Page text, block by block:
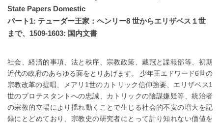
State Papers Domestic
パート1: テューダー王家：ヘンリー8 世からエリザベス１世
まで、1509-1603: 国内文書
社会、経済的事項、法と秩序、宗教政策、戴冠と諜報部等、初期
近代の政府のあらゆる面をとりあげます。 少年王エドワード6世の
宗教改革の提唱、メアリ1世のカトリック信仰強要、エリザベス1
世のプロテスタントへの忠誠、カトリックの陰謀嫌疑等、統治者
の宗教的立場により揺れ動くことで生じる社会的不安の増大を記
録にとどめており、宗教史の研究者にとって計り知れない価値を